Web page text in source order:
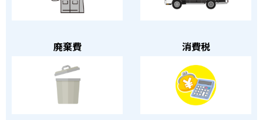
廃棄費 消費税